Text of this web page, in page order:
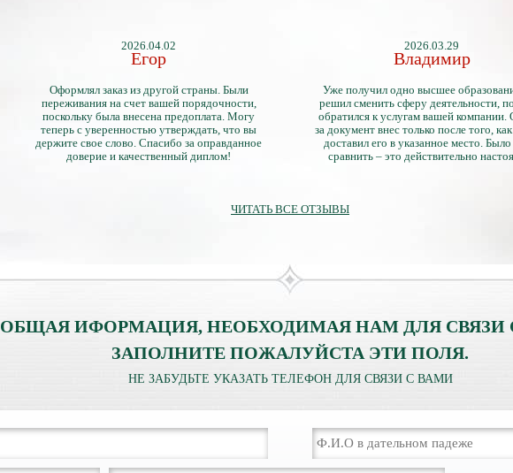
2026.04.02
Егор
Оформлял заказ из другой страны. Были
переживания на счет вашей порядочности,
поскольку была внесена предоплата. Могу
теперь с уверенностью утверждать, что вы
держите свое слово. Спасибо за оправданное
доверие и качественный диплом!
2026.03.29
Владимир
Уже получил одно высшее
решил сменить сферу деятельности,
обратился к услугам вашей компании.
за документ внес только после того,
доставил его в указанное место.
сравнить – это действительно
ЧИТАТЬ ВСЕ ОТЗЫВЫ
ОБЩАЯ ИФОРМАЦИЯ, НЕОБХОДИМАЯ НАМ ДЛЯ СВЯЗИ
ЗАПОЛНИТЕ ПОЖАЛУЙСТА ЭТИ ПОЛЯ.
НЕ ЗАБУДЬТЕ УКАЗАТЬ ТЕЛЕФОН ДЛЯ СВЯЗИ С ВАМИ